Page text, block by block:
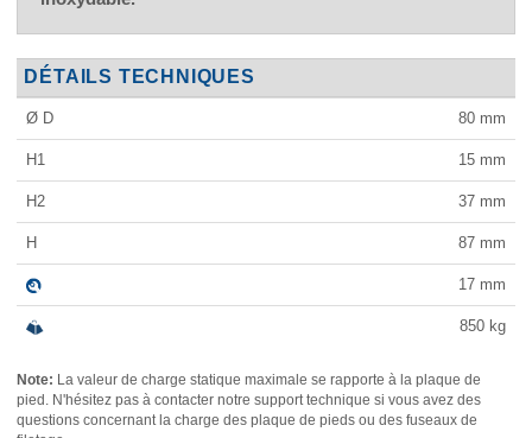
DÉTAILS TECHNIQUES
Ø D 80 mm
H1 15 mm
H2 37 mm
H 87 mm
17 mm
850 kg
Note: La valeur de charge statique maximale se rapporte à la plaque de
pied. N'hésitez pas à contacter notre support technique si vous avez des
questions concernant la charge des plaque de pieds ou des fuseaux de